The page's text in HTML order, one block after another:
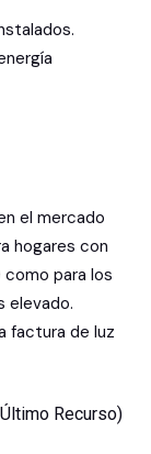
el mercado
hogares con
para los
elevado.
factura de luz
Recurso)